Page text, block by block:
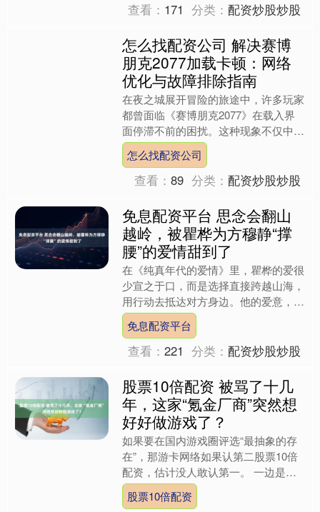
查看： 171 分类：配资炒股炒股
怎么找配资公司 解决赛博
朋克2077加载卡顿：网络
优化与故障排除指南
在夜之城展开冒险的旅途中，许多玩家
都曾面临《赛博朋克2077》在载入界
面停滞不前的困扰。这种现象不仅中断
了游戏的沉浸感，也让进入那座未来都
市的入口变得遥不可及。....
怎么找配资公司
查看：89 分类：配资炒股炒股
免息配资平台 思念会翻山
越岭，被瞿桦为方穆静“撑
腰”的爱情甜到了
在《纯真年代的爱情》里，瞿桦的爱很
少宣之于口，而是选择直接跨越山海，
用行动去抵达对方身边。他的爱意，都
藏在这些“翻山越岭”的细节里。当两人
异地分居，方穆静想要结....
免息配资平台
查看：221 分类：配资炒股炒股
股票10倍配资 被骂了十几
年，这家“氪金厂商”突然想
好好做游戏了？
如果要在国内游戏圈评选“最抽象的存
在”，那游卡网络如果认第二股票10倍
配资，估计没人敢认第一。 一边是运
营了十几年、在Steam差评榜上常年霸
榜、被玩家戏称为“....
股票10倍配资